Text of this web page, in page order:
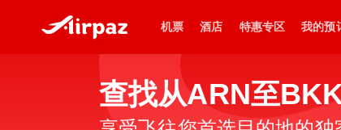
机票 酒店 特惠专区 我的预
查找从ARN至